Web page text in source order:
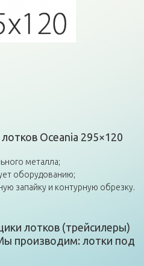
Oceania 295×120
металла;
оборудованию;
запайку и контурную обрезку.
лотков (трейсилеры)
производим: лотки под